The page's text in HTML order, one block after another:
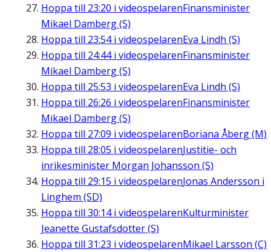
Hoppa till 23:20 i videospelarenFinansminister
Mikael Damberg (S)
Hoppa till 23:54i videospelarenEva Lindh (S)
Hoppa till 24:44i videospelarenFinansminister
Mikael Damberg (S)
Hoppa till 25:53 i videospelarenEva Lindh (S)
Hoppa till 26:26 i videospelarenFinansminister
Mikael Damberg (S)
Hoppa till 27:09 i videospelarenBoriana Åberg (M)
Hoppa till 28:05 i videospelarenJustitie- och
inrikesminister Morgan Johansson (S)
Hoppa till 29:15 i videospelarenJonas Andersson i
Linghem (SD)
Hoppa till 30:14i videospelarenKulturminister
Jeanette Gustafsdotter (S)
Hoppa till 31:23 i videospelarenMikael Larsson (C)